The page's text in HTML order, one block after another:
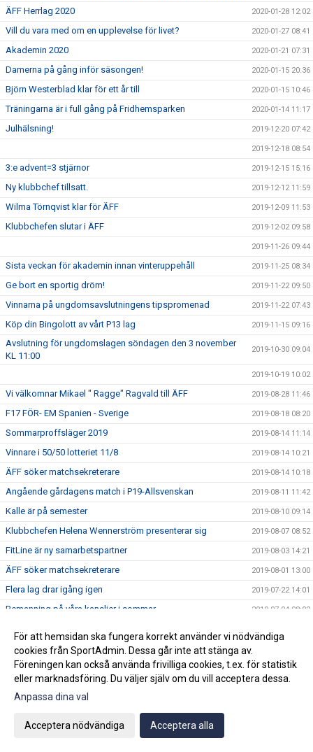
ÄFF Herrlag 2020 2020-01-28 12:02
Vill du vara med om en upplevelse för livet? 2020-01-27 08:41
Akademin 2020 2020-01-21 07:31
Damerna på gång inför säsongen! 2020-01-15 20:36
Björn Westerblad klar för ett år till 2020-01-15 10:46
Träningarna är i full gång på Fridhemsparken 2020-01-14 11:17
Julhälsning! 2019-12-20 07:42
2019-12-18 08:54
3:e advent=3 stjärnor 2019-12-15 15:16
Ny klubbchef tillsatt. 2019-12-12 11:59
Wilma Törnqvist klar för ÄFF 2019-12-09 11:53
Klubbchefen slutar i ÄFF 2019-12-02 09:58
2019-11-26 09:44
Sista veckan för akademin innan vinteruppehåll 2019-11-25 08:34
Ge bort en sportig dröm! 2019-11-22 09:50
Vinnarna på ungdomsavslutningens tipspromenad 2019-11-22 07:43
Köp din Bingolott av vårt P13 lag 2019-11-15 09:16
Avslutning för ungdomslagen söndagen den 3 november
KL 11:00
2019-10-30 09:04
2019-10-19 10:02
Vi välkomnar Mikael " Ragge" Ragvald till ÄFF 2019-08-28 11:46
F17 FÖR- EM Spanien - Sverige 2019-08-18 08:20
Sommarproffsläger 2019 2019-08-14 11:14
Vinnare i 50/50 lotteriet 11/8 2019-08-14 10:21
ÄFF söker matchsekreterare 2019-08-14 10:18
Angående gårdagens match i P19-Allsvenskan 2019-08-11 11:42
Kalle är på semester 2019-08-10 09:14
Klubbchefen Helena Wennerström presenterar sig 2019-08-07 08:52
FitLine är ny samarbetspartner 2019-08-03 14:21
ÄFF söker matchsekreterare 2019-08-01 13:00
Flera lag drar igång igen 2019-07-22 14:01
Bemanning på våra kanslier i sommar 2019-07-04 08:02
Lyckad Sisters Football Cup
Ladda ner Min Fotboll-appen 2019-06-22 12:00
Dan Norberg har gått STAC-utbildning
Vinnare i 50/50 lotteriet 15/6
För att hemsidan ska fungera korrekt använder vi nödvändiga
cookies från SportAdmin. Dessa går inte att stänga av.
Föreningen kan också använda frivilliga cookies, t.ex. för statistik
eller marknadsföring. Du väljer själv om du vill acceptera dessa.
Anpassa dina val
Acceptera nödvändiga Acceptera alla